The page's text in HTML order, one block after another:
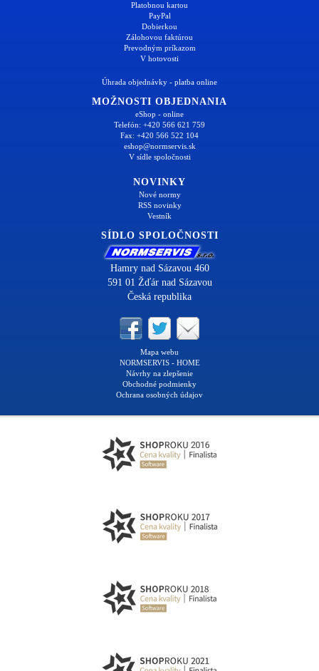
Platobnou kartou
PayPal
Dobierkou
Zálohovou faktúrou
Prevodným príkazom
V hotovosti
Úhrada objednávky - platba online
MOŽNOSTI OBJEDNANIA
eShop - online
Telefón: +420 566 621 759
Fax: +420 566 522 104
eshop@normservis.sk
V sídle spoločnosti
NOVINKY
Nové normy
RSS novinky
Vestník
SÍDLO SPOLOČNOSTI
Hamry nad Sázavou 460
591 01 Žďár nad Sázavou
Česká republika
Mapa webu
NORMSERVIS - HOME
Návrhy na zlepšenie
Obchodné podmienky
Ochrana osobných údajov